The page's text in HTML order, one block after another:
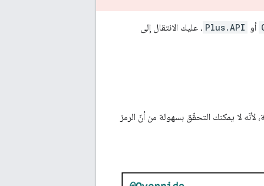
أو Plus.API ، عليك الانتقال إلى
لأنّه لا يمكنك التحقّق بسهولة من أنّ الرمز